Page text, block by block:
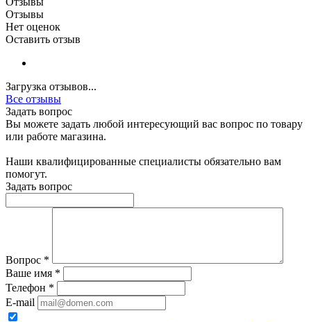
Отзывы
Нет оценок
Оставить отзыв
Загрузка отзывов...
Все отзывы
Задать вопрос
Вы можете задать любой интересующий вас вопрос по товару
или работе магазина.
Наши квалифицированные специалисты обязательно вам
помогут.
Задать вопрос
Вопрос *
Ваше имя *
Телефон *
E-mail